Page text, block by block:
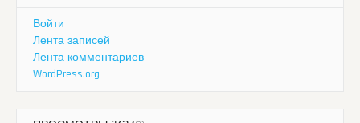
Войти
Лента записей
Лента комментариев
WordPress.org